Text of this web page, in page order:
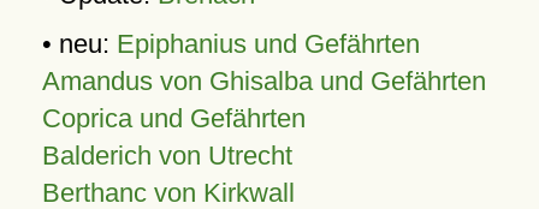
• neu: Epiphanius und Gefährten
Amandus von Ghisalba und Gefährten
Coprica und Gefährten
Balderich von Utrecht
Berthanc von Kirkwall